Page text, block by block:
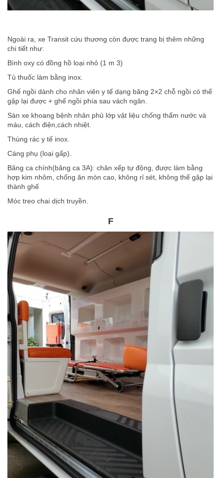
Ngoài ra, xe Transit cứu thương còn được trang bị thêm những
chi tiết như:
Bình oxy có đồng hồ loại nhỏ (1 m 3)
Tủ thuốc làm bằng inox.
Ghế ngồi dành cho nhân viên y tế dạng băng 2×2 chỗ ngồi có thể
gập lại được + ghế ngồi phía sau vách ngăn.
Sàn xe khoang bệnh nhân phủ lớp vật liệu chống thấm nước và
máu, cách điện,cách nhiệt.
Thùng rác y tế inox.
Cáng phụ (loại gấp).
Băng ca chính(băng ca 3A): chân xếp tự động, được làm bằng
hợp kim nhôm, chống ăn mòn cao, không rỉ sét, không thể gập lại
thành ghế
Móc treo chai dịch truyền.
F